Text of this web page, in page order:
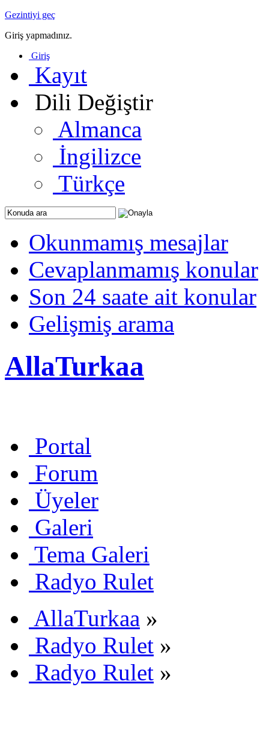
Gezintiyi geç
Giriş yapmadınız.
Giriş
Kayıt
Dili Değiştir
Almanca
İngilizce
Türkçe
Okunmamış mesajlar
Cevaplanmamış konular
Son 24 saate ait konular
Gelişmiş arama
AllaTurkaa
Portal
Forum
Üyeler
Galeri
Tema Galeri
Radyo Rulet
AllaTurkaa »
Radyo Rulet »
Radyo Rulet »